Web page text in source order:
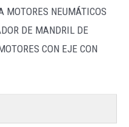
MOTORES NEUMÁTICOS
DE MANDRIL DE
CON EJE CON